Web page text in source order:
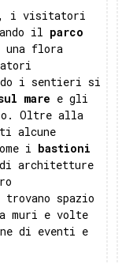
, i visitatori
il parco
una flora
i sentieri si
mare e gli
Oltre alla
alcune
i bastioni
architetture
spazio
muri e volte
di eventi e